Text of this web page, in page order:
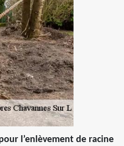
l’enlèvement de racine